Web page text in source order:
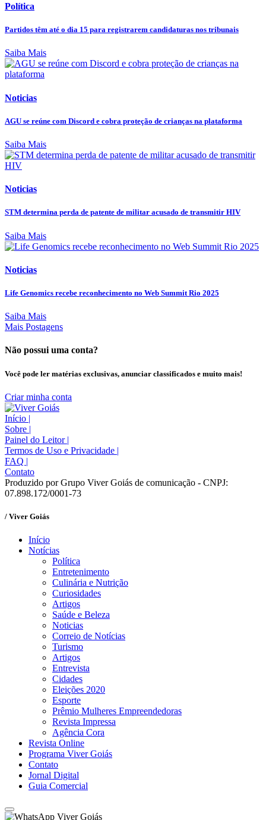
Política
Partidos têm até o dia 15 para registrarem candidaturas nos tribunais
Saiba Mais
Noticias
AGU se reúne com Discord e cobra proteção de crianças na plataforma
Saiba Mais
Noticias
STM determina perda de patente de militar acusado de transmitir HIV
Saiba Mais
Noticias
Life Genomics recebe reconhecimento no Web Summit Rio 2025
Saiba Mais
Mais Postagens
Não possui uma conta?
Você pode ler matérias exclusivas, anunciar classificados e muito mais!
Criar minha conta
Início |
Sobre |
Painel do Leitor |
Termos de Uso e Privacidade |
FAQ |
Contato
Produzido por Grupo Viver Goiás de comunicação - CNPJ:
07.898.172/0001-73
/ Viver Goiás
Início
Notícias
Política
Entretenimento
Culinária e Nutrição
Curiosidades
Artigos
Saúde e Beleza
Noticias
Correio de Notícias
Turismo
Artigos
Entrevista
Cidades
Eleições 2020
Esporte
Prêmio Mulheres Empreendedoras
Revista Impressa
Agência Cora
Revista Online
Programa Viver Goiás
Contato
Jornal Digital
Guia Comercial
Viver Goiás